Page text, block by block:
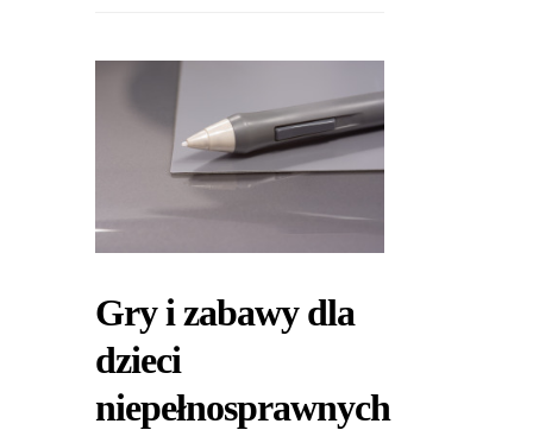
Gry i zabawy dla
dzieci
niepełnosprawnych